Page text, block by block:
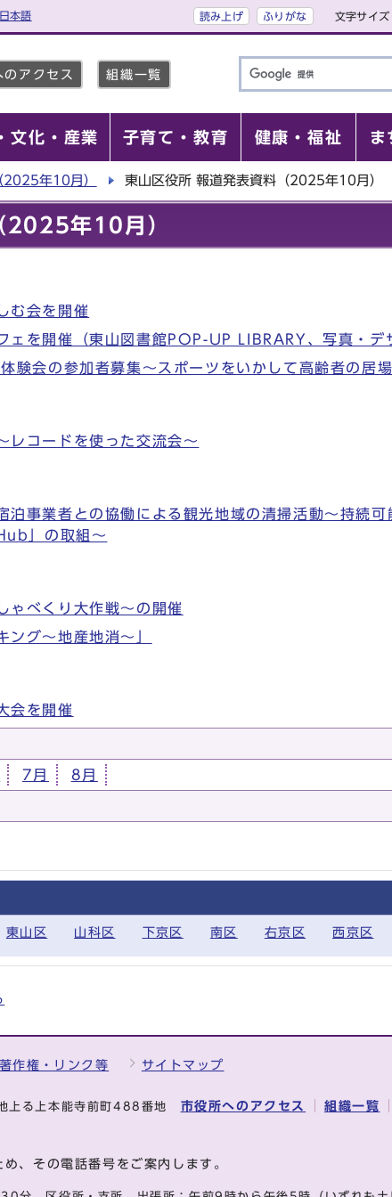
本語 読み上げ ふりがな 文字サイズ
アクセス 組織一覧
文化・産業 子育て・教育 健康・福祉 ま
2025年10月） 東山区役所 報道発表資料（2025年10月）
2025年10月）
む会を開催
を開催（東山図書館POP-UP LIBRARY、写真・デ
会の参加者募集～スポーツをいかして高齢者の居
コードを使った交流会～
泊事業者との協働による観光地域の清掃活動～持続可
」の取組～
ゃべくり大作戦～の開催
グ～地産地消～」
会を開催
7月 8月
東山区 山科区 下京区 南区 右京区 西京区
著作権・リンク等 サイトマップ
上る上本能寺前町488番地 市役所へのアクセス 組織一覧
、その電話番号をご案内します。